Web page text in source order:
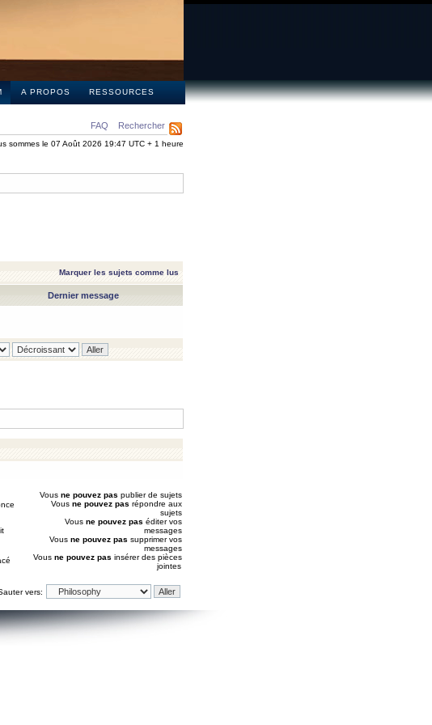
A PROPOS RESSOURCES
FAQ Rechercher
sommes le 07 Août 2026 19:47 UTC + 1 heure
Marquer les sujets comme lus
Dernier message
Vous ne pouvez pas publier de sujets
Vous ne pouvez pas répondre aux
sujets
Vous ne pouvez pas éditer vos
messages
Vous ne pouvez pas supprimer vos
messages
Vous ne pouvez pas insérer des pièces
jointes
vers: